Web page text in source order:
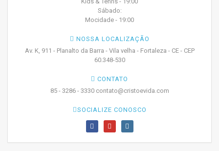
Sábado:
Mocidade - 19:00
NOSSA LOCALIZAÇÃO
Av. K, 911 - Planalto da Barra - Vila velha - Fortaleza - CE - CEP
60.348-530
CONTATO
85 - 3286 - 3330 contato@cristoevida.com
SOCIALIZE CONOSCO